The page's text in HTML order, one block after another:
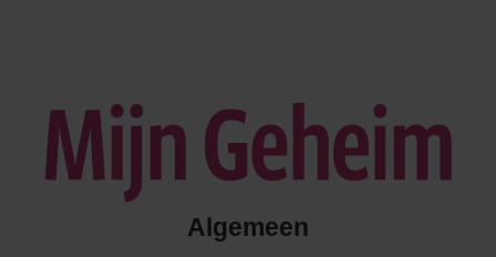
Algemeen